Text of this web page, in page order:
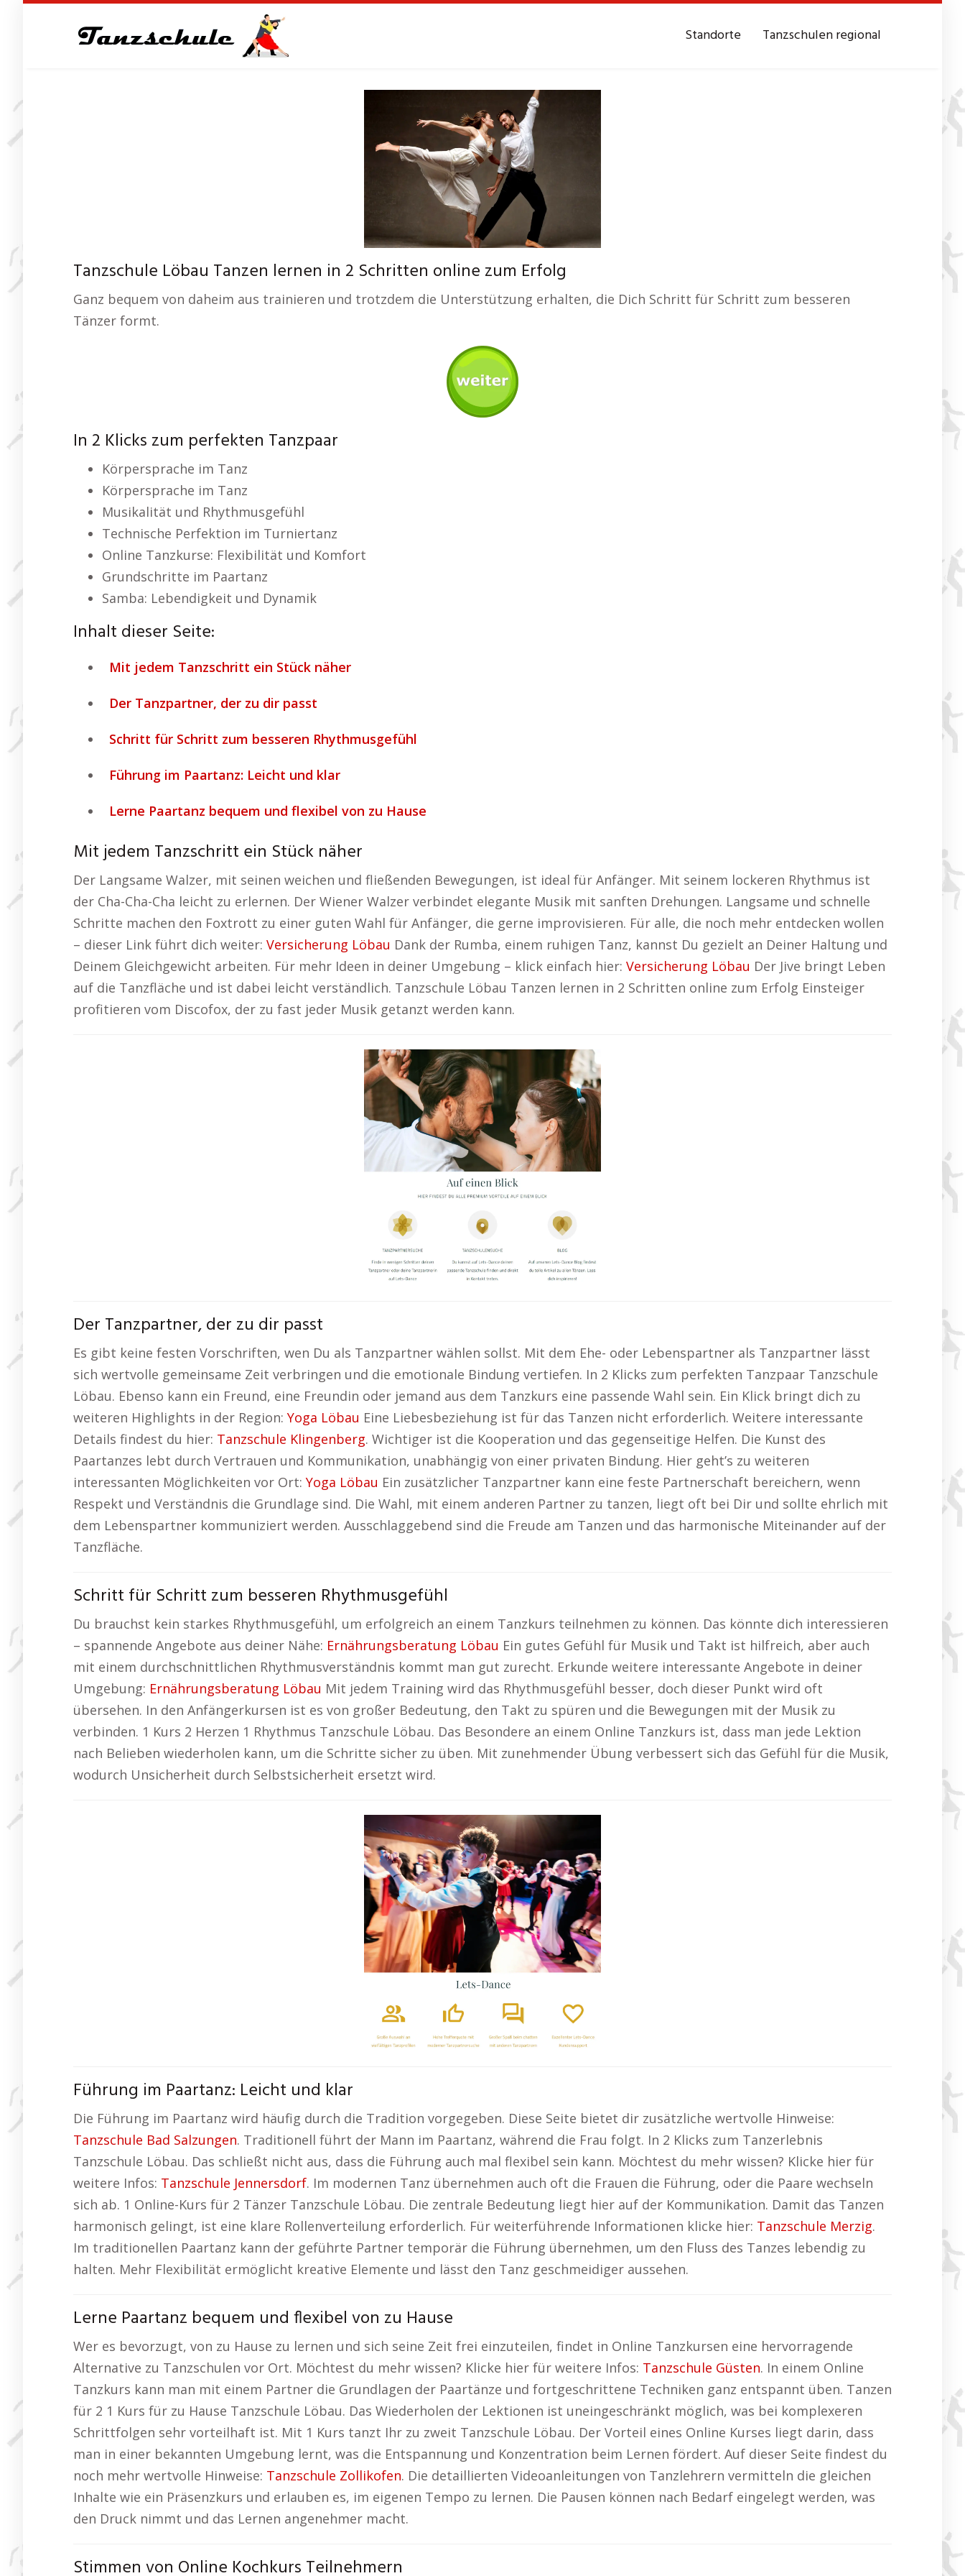
Standorte Tanzschulen regional
Tanzschule Löbau Tanzen lernen in 2 Schritten online zum Erfolg
Ganz bequem von daheim aus trainieren und trotzdem die Unterstützung erhalten, die Dich Schritt für Schritt zum besseren
Tänzer formt.
In 2 Klicks zum perfekten Tanzpaar
Körpersprache im Tanz
Körpersprache im Tanz
Musikalität und Rhythmusgefühl
Technische Perfektion im Turniertanz
Online Tanzkurse: Flexibilität und Komfort
Grundschritte im Paartanz
Samba: Lebendigkeit und Dynamik
Inhalt dieser Seite:
Mit jedem Tanzschritt ein Stück näher
Der Tanzpartner, der zu dir passt
Schritt für Schritt zum besseren Rhythmusgefühl
Führung im Paartanz: Leicht und klar
Lerne Paartanz bequem und flexibel von zu Hause
Mit jedem Tanzschritt ein Stück näher
Der Langsame Walzer, mit seinen weichen und fließenden Bewegungen, ist ideal für Anfänger. Mit seinem lockeren Rhythmus ist
der Cha-Cha-Cha leicht zu erlernen. Der Wiener Walzer verbindet elegante Musik mit sanften Drehungen. Langsame und schnelle
Schritte machen den Foxtrott zu einer guten Wahl für Anfänger, die gerne improvisieren. Für alle, die noch mehr entdecken wollen
– dieser Link führt dich weiter: Versicherung Löbau Dank der Rumba, einem ruhigen Tanz, kannst Du gezielt an Deiner Haltung und
Deinem Gleichgewicht arbeiten. Für mehr Ideen in deiner Umgebung – klick einfach hier: Versicherung Löbau Der Jive bringt Leben
auf die Tanzfläche und ist dabei leicht verständlich. Tanzschule Löbau Tanzen lernen in 2 Schritten online zum Erfolg Einsteiger
profitieren vom Discofox, der zu fast jeder Musik getanzt werden kann.
Der Tanzpartner, der zu dir passt
Es gibt keine festen Vorschriften, wen Du als Tanzpartner wählen sollst. Mit dem Ehe- oder Lebenspartner als Tanzpartner lässt
sich wertvolle gemeinsame Zeit verbringen und die emotionale Bindung vertiefen. In 2 Klicks zum perfekten Tanzpaar Tanzschule
Löbau. Ebenso kann ein Freund, eine Freundin oder jemand aus dem Tanzkurs eine passende Wahl sein. Ein Klick bringt dich zu
weiteren Highlights in der Region: Yoga Löbau Eine Liebesbeziehung ist für das Tanzen nicht erforderlich. Weitere interessante
Details findest du hier: Tanzschule Klingenberg. Wichtiger ist die Kooperation und das gegenseitige Helfen. Die Kunst des
Paartanzes lebt durch Vertrauen und Kommunikation, unabhängig von einer privaten Bindung. Hier geht’s zu weiteren
interessanten Möglichkeiten vor Ort: Yoga Löbau Ein zusätzlicher Tanzpartner kann eine feste Partnerschaft bereichern, wenn
Respekt und Verständnis die Grundlage sind. Die Wahl, mit einem anderen Partner zu tanzen, liegt oft bei Dir und sollte ehrlich mit
dem Lebenspartner kommuniziert werden. Ausschlaggebend sind die Freude am Tanzen und das harmonische Miteinander auf der
Tanzfläche.
Schritt für Schritt zum besseren Rhythmusgefühl
Du brauchst kein starkes Rhythmusgefühl, um erfolgreich an einem Tanzkurs teilnehmen zu können. Das könnte dich interessieren
– spannende Angebote aus deiner Nähe: Ernährungsberatung Löbau Ein gutes Gefühl für Musik und Takt ist hilfreich, aber auch
mit einem durchschnittlichen Rhythmusverständnis kommt man gut zurecht. Erkunde weitere interessante Angebote in deiner
Umgebung: Ernährungsberatung Löbau Mit jedem Training wird das Rhythmusgefühl besser, doch dieser Punkt wird oft
übersehen. In den Anfängerkursen ist es von großer Bedeutung, den Takt zu spüren und die Bewegungen mit der Musik zu
verbinden. 1 Kurs 2 Herzen 1 Rhythmus Tanzschule Löbau. Das Besondere an einem Online Tanzkurs ist, dass man jede Lektion
nach Belieben wiederholen kann, um die Schritte sicher zu üben. Mit zunehmender Übung verbessert sich das Gefühl für die Musik,
wodurch Unsicherheit durch Selbstsicherheit ersetzt wird.
Führung im Paartanz: Leicht und klar
Die Führung im Paartanz wird häufig durch die Tradition vorgegeben. Diese Seite bietet dir zusätzliche wertvolle Hinweise:
Tanzschule Bad Salzungen. Traditionell führt der Mann im Paartanz, während die Frau folgt. In 2 Klicks zum Tanzerlebnis
Tanzschule Löbau. Das schließt nicht aus, dass die Führung auch mal flexibel sein kann. Möchtest du mehr wissen? Klicke hier für
weitere Infos: Tanzschule Jennersdorf. Im modernen Tanz übernehmen auch oft die Frauen die Führung, oder die Paare wechseln
sich ab. 1 Online-Kurs für 2 Tänzer Tanzschule Löbau. Die zentrale Bedeutung liegt hier auf der Kommunikation. Damit das Tanzen
harmonisch gelingt, ist eine klare Rollenverteilung erforderlich. Für weiterführende Informationen klicke hier: Tanzschule Merzig.
Im traditionellen Paartanz kann der geführte Partner temporär die Führung übernehmen, um den Fluss des Tanzes lebendig zu
halten. Mehr Flexibilität ermöglicht kreative Elemente und lässt den Tanz geschmeidiger aussehen.
Lerne Paartanz bequem und flexibel von zu Hause
Wer es bevorzugt, von zu Hause zu lernen und sich seine Zeit frei einzuteilen, findet in Online Tanzkursen eine hervorragende
Alternative zu Tanzschulen vor Ort. Möchtest du mehr wissen? Klicke hier für weitere Infos: Tanzschule Güsten. In einem Online
Tanzkurs kann man mit einem Partner die Grundlagen der Paartänze und fortgeschrittene Techniken ganz entspannt üben. Tanzen
für 2 1 Kurs für zu Hause Tanzschule Löbau. Das Wiederholen der Lektionen ist uneingeschränkt möglich, was bei komplexeren
Schrittfolgen sehr vorteilhaft ist. Mit 1 Kurs tanzt Ihr zu zweit Tanzschule Löbau. Der Vorteil eines Online Kurses liegt darin, dass
man in einer bekannten Umgebung lernt, was die Entspannung und Konzentration beim Lernen fördert. Auf dieser Seite findest du
noch mehr wertvolle Hinweise: Tanzschule Zollikofen. Die detaillierten Videoanleitungen von Tanzlehrern vermitteln die gleichen
Inhalte wie ein Präsenzkurs und erlauben es, im eigenen Tempo zu lernen. Die Pausen können nach Bedarf eingelegt werden, was
den Druck nimmt und das Lernen angenehmer macht.
Stimmen von Online Kochkurs Teilnehmern